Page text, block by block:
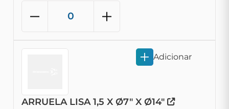
ARRUELA LISA 1,5 X Ø7" X Ø14"
Adicionar